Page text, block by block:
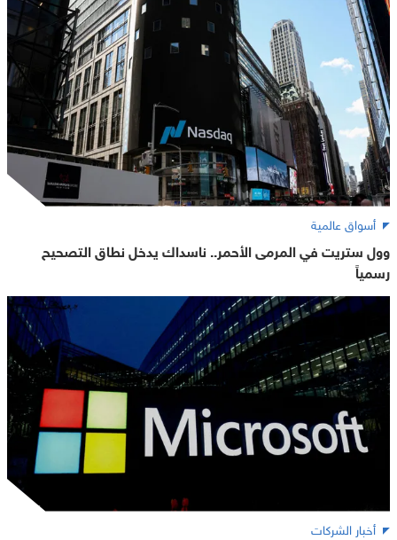
أسواق عالمية
وول ستريت في المرمى الأحمر.. ناسداك يدخل نطاق التصحيح
رسمياً
أخبار الشركات